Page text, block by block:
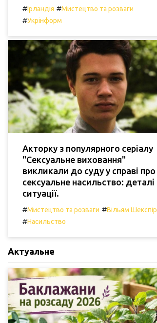
#Ірландія #Мистецтво та розваги
#Укрінформ
Акторку з популярного серіалу
"Сексуальне виховання"
викликали до суду у справі про
сексуальне насильство: деталі
ситуації.
#Мистецтво та розваги #Вільям Шекспір
#Насильство
Актуальне